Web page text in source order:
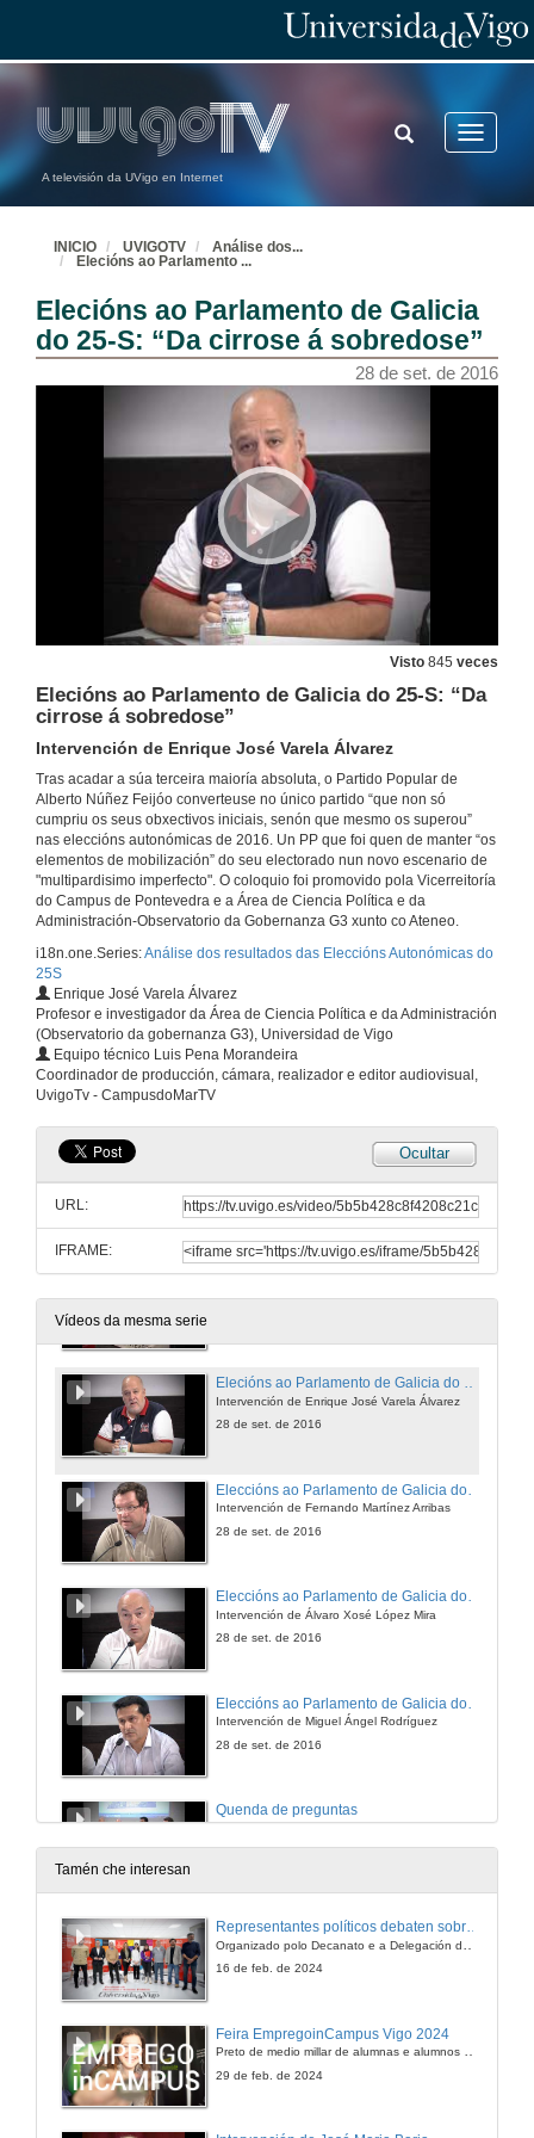
A televisión da UVigo en Internet
Toggle
TOGGLE
SEARCH
INICIO UVIGOTV Análise dos...
Elecións ao Parlamento ...
Elecións ao Parlamento de Galicia
do 25-S: “Da cirrose á sobredose”
28 de set. de 2016
Visto 845 veces
Elecións ao Parlamento de Galicia do 25-S: “Da
cirrose á sobredose”
Intervención de Enrique José Varela Álvarez
Tras acadar a súa terceira maioría absoluta, o Partido Popular de
Alberto Núñez Feijóo converteuse no único partido “que non só
cumpriu os seus obxectivos iniciais, senón que mesmo os superou”
nas eleccións autonómicas de 2016. Un PP que foi quen de manter “os
elementos de mobilización” do seu electorado nun novo escenario de
"multipardisimo imperfecto". O coloquio foi promovido pola Vicerreitoría
do Campus de Pontevedra e a Área de Ciencia Política e da
Administración-Observatorio da Gobernanza G3 xunto co Ateneo.
i18n.one.Series:Análise dos resultados das Eleccións Autonómicas do
25S
Enrique José Varela Álvarez
Profesor e investigador da Área de Ciencia Política e da Administración
(Observatorio da gobernanza G3), Universidad de Vigo
Equipo técnico Luis Pena Morandeira
Coordinador de producción, cámara, realizador e editor audiovisual,
UvigoTv - CampusdoMarTV
Ocultar
URL:
IFRAME:
Vídeos da mesma serie
Análise dos resultados das Eleccións Autonómicas do 25S
Mesa redonda ao completo
28 de set. de 2016
Presentación dos poñentes
Elecións ao Parlamento de Galicia do 25-S: “Da cirrose á sobredose”
Intervención de Enrique José Varela Álvarez
28 de set. de 2016
Intervención de Fernando Martínez Arribas
28 de set. de 2016
Eleccións ao Parlamento de Galicia do 25-S: O papel do árbitro: o sistema electoral é imparcial?
Intervención de Álvaro Xosé López Mira
28 de set. de 2016
Intervención de Miguel Ángel Rodríguez
28 de set. de 2016
Quenda de preguntas
28 de set. de 2016
Tamén che interesan
Representantes políticos debaten sobre educación e xuventude no campus de Pontevedra
16 de feb. de 2024
Feira EmpregoinCampus Vigo 2024
Preto de medio millar de alumnas e alumnos buscan coñecer máis de preto as oportunidades que lles achegan as arredor de medio cento de empresas que participan na edición viguesa da feira. Xunto coa visita aos stands, durante a feria desenvólvense varias actividades complementarias, como obradoiros, conversas, mesas redondas ou o pasaporte de empregabilidade, un espazo no que poderán recibir asesoramento sobre o seu CV.
29 de feb. de 2024